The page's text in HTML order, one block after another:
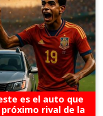
es el auto que
rival de la